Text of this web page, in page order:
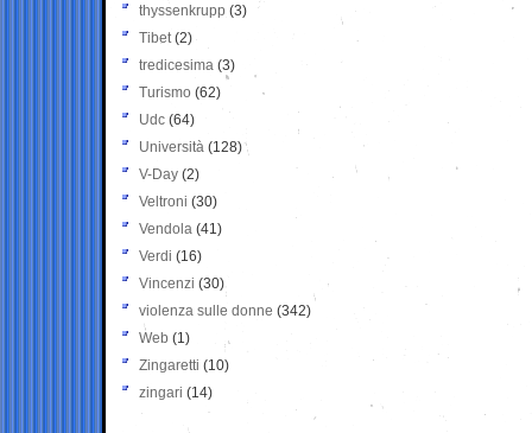
thyssenkrupp (3)
Tibet(2)
tredicesima (3)
Turismo (62)
Udc (64)
Università (128)
V-Day (2)
Veltroni (30)
Vendola (41)
Verdi (16)
Vincenzi (30)
violenza sulle donne (342)
Web (1)
Zingaretti (10)
zingari (14)